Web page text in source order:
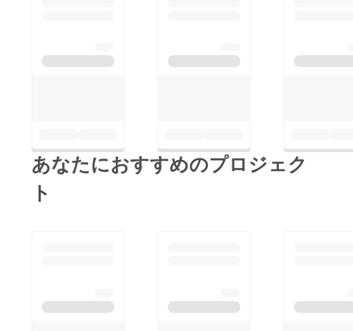
あなたにおすすめのプロジェク
ト